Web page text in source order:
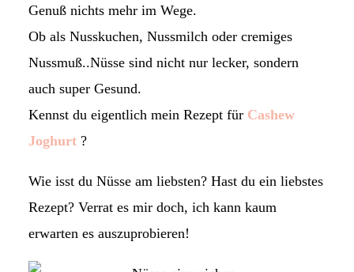
Genuß nichts mehr im Wege.
Ob als Nusskuchen, Nussmilch oder cremiges
Nussmuß..Nüsse sind nicht nur lecker, sondern
auch super Gesund.
Kennst du eigentlich mein Rezept fürCashew
Joghurt ?
Wie isst du Nüsse am liebsten? Hast du ein liebstes
Rezept? Verrat es mir doch, ich kann kaum
erwarten es auszuprobieren!